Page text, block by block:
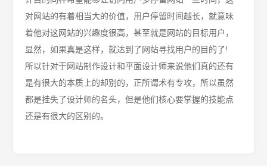
对网站的有着相当大的价值，用户停留时间越长，就意味
着他对这网站的兴趣度很高，甚至就是网站的目标用户，
显然，如果真是这样，就达到了网站寻找用户的目的了 !
所以针对于网站制作设计和平面设计师来说他们真的还有
是有很大的本质上的却别的，正所谓术有专攻，所以虽然
都是挂失了设计师的名头，但是他们核心要掌握的技能点
还是有很大的区别的。